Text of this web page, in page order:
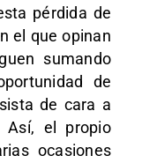
pérdida de
el que opinan
sumando
de
de cara a
Así, el propio
ocasiones